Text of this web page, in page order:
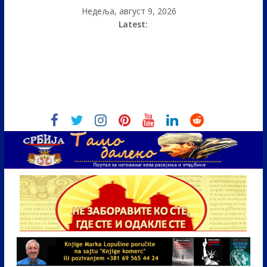
Недеља, август 9, 2026
Latest: